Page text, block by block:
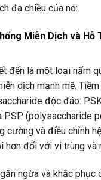
đa chiều của nó:
Miễn Dịch và Hỗ
đến là một loại nấm
dịch mạnh mẽ.
độc đáo:
PSP (polysaccharide
cường và điều chỉnh
hơn đối với vi trùng và
ngừa và khắc phục